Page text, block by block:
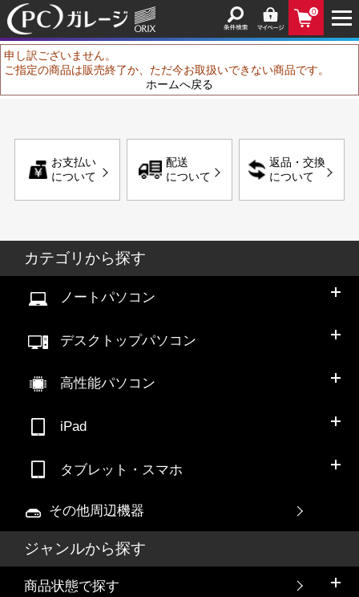
0
申し訳ございません。
ご指定の商品は販売終了か、ただ今お取扱いできない商品です。
ホームへ戻る
お支払い
について
配送
について
返品・交換
について
カテゴリから探す
ノートパソコン
デスクトップパソコン
高性能パソコン
iPad
タブレット・スマホ
その他周辺機器
ジャンルから探す
商品状態で探す